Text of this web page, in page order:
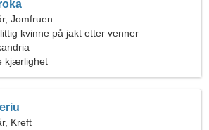
Jomfruen
kvinne på jakt etter venner
kjærlighet
Kreft